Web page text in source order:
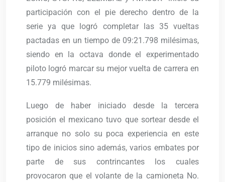
participación con el pie derecho dentro de la
serie ya que logró completar las 35 vueltas
pactadas en un tiempo de 09:21.798 milésimas,
siendo en la octava donde el experimentado
piloto logró marcar su mejor vuelta de carrera en
15.779 milésimas.
Luego de haber iniciado desde la tercera
posición el mexicano tuvo que sortear desde el
arranque no solo su poca experiencia en este
tipo de inicios sino además, varios embates por
parte de sus contrincantes los cuales
provocaron que el volante de la camioneta No.